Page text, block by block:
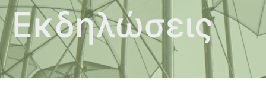
Εκδηλώσεις